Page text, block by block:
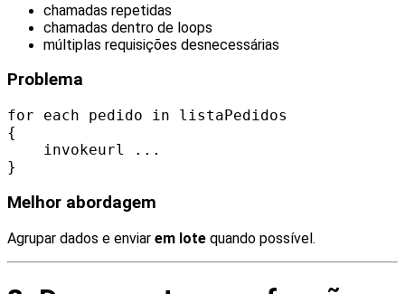
chamadas repetidas
chamadas dentro de loops
múltiplas requisições desnecessárias
Problema
for each pedido in listaPedidos
{
invokeurl ...
}
Melhor abordagem
Agrupar dados e enviar em lote quando possível.